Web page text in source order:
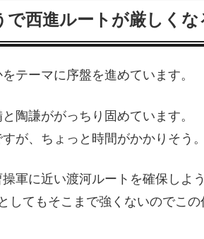
西進ルートが厳しくな
テーマに序盤を進めています。
陶謙ががっちり固めています。
が、ちょっと時間がかかりそう。
軍に近い渡河ルートを確保しよ
してもそこまで強くないのでこの